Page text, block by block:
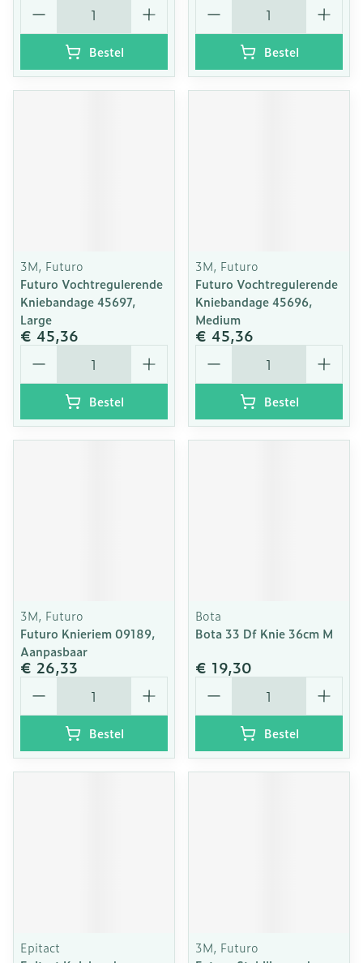
Bestel Bestel
3M, Futuro
Futuro Vochtregulerende
Kniebandage 45697,
Large
€ 45,36
Aantal
Bestel
3M, Futuro
Futuro Vochtregulerende
Kniebandage 45696,
Medium
€ 45,36
Aantal
Bestel
3M, Futuro
Futuro Knieriem 09189,
Aanpasbaar
€ 26,33
Aantal
Bestel
Bota
Bota 33 Df Knie 36cm M
€ 19,30
Aantal
Bestel
Epitact
3M, Futuro